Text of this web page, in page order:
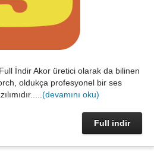
İndir Akor üretici olarak da bilinen
oldukça profesyonel bir ses
(devamını oku)
Full indir